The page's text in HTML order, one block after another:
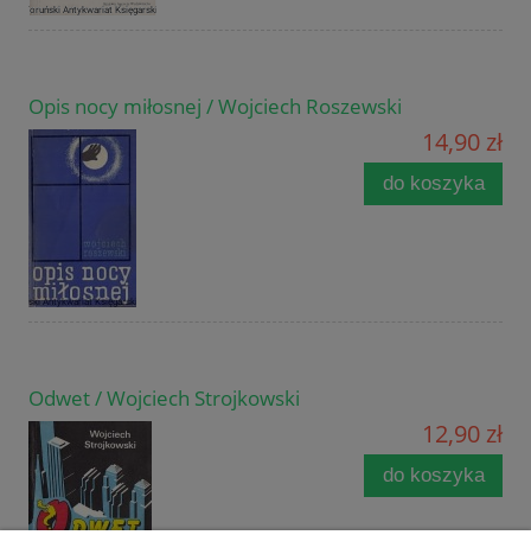
Opis nocy miłosnej / Wojciech Roszewski
14,90 zł
do koszyka
Odwet / Wojciech Strojkowski
12,90 zł
do koszyka